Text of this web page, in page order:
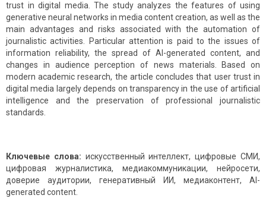
trust in digital media. The study analyzes the features of using
generative neural networks in media content creation, as well as the
main advantages and risks associated with the automation of
journalistic activities. Particular attention is paid to the issues of
information reliability, the spread of AI-generated content, and
changes in audience perception of news materials. Based on
modern academic research, the article concludes that user trust in
digital media largely depends on transparency in the use of artificial
intelligence and the preservation of professional journalistic
standards.
Ключевые слова: искусственный интеллект, цифровые СМИ,
цифровая журналистика, медиакоммуникации, нейросети,
доверие аудитории, генеративный ИИ, медиаконтент, AI-
generated content.